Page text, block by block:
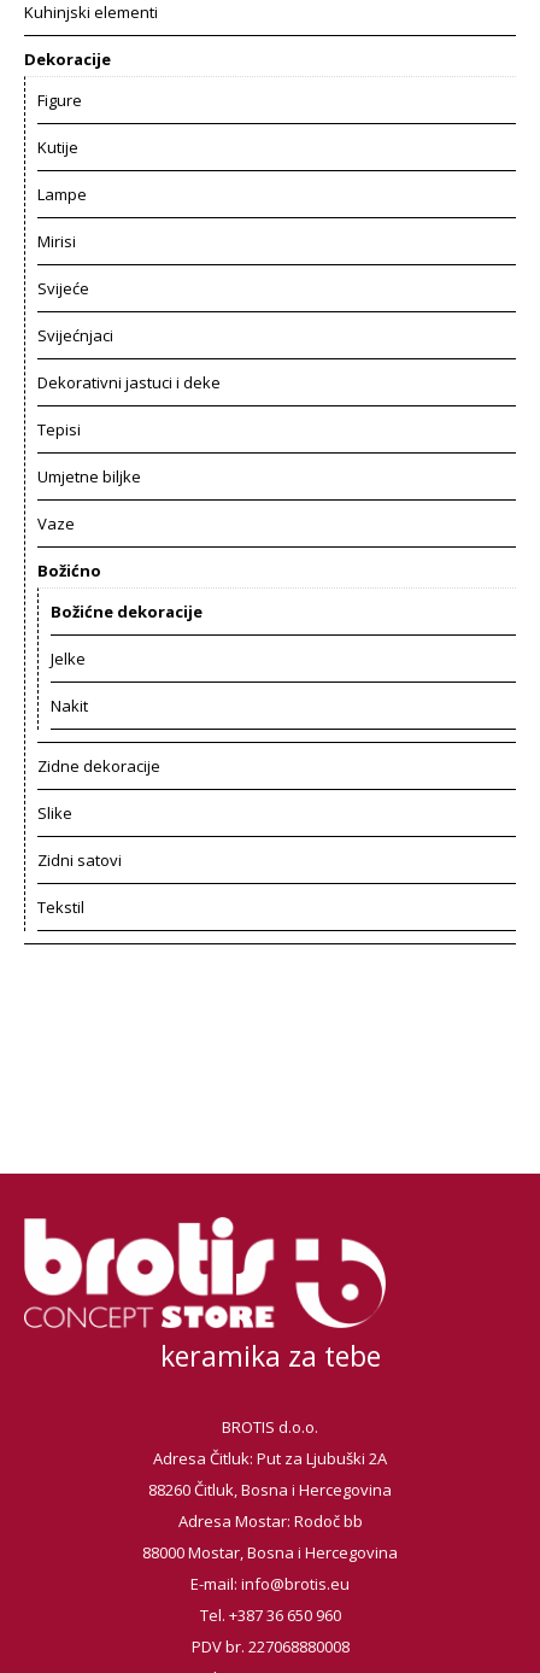
Kuhinjski elementi
Dekoracije
Figure
Kutije
Lampe
Mirisi
Svijeće
Svijećnjaci
Dekorativni jastuci i deke
Tepisi
Umjetne biljke
Vaze
Božićno
Božićne dekoracije
Jelke
Nakit
Zidne dekoracije
Slike
Zidni satovi
Tekstil
keramika za tebe
BROTIS d.o.o.
Adresa Čitluk: Put za Ljubuški 2A
88260 Čitluk, Bosna i Hercegovina
Adresa Mostar: Rodoč bb
88000 Mostar, Bosna i Hercegovina
E-mail: info@brotis.eu
Tel. +387 36 650 960
PDV br. 227068880008